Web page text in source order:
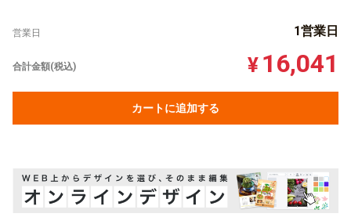
営業日 1営業日
合計金額(税込) ¥ 16,041
カートに追加する